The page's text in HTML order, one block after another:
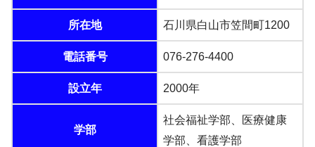
所在地 石川県白山市笠間町1200
電話番号 076-276-4400
設立年 2000年
学部
社会福祉学部、医療健康
学部、看護学部